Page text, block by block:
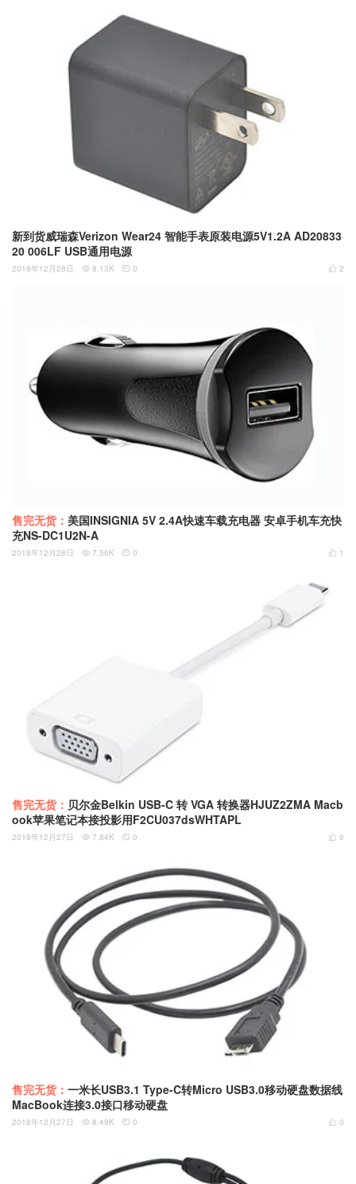
新到货威瑞森Verizon Wear24 智能手表原装电源5V1.2A AD20833
20 006LF USB通用电源
 2
2018年12月28日  8.13K  0
售完无货： 美国INSIGNIA 5V 2.4A快速车载充电器 安卓手机车充快
充NS-DC1U2N-A
 1
2018年12月28日  7.56K  0
售完无货： 贝尔金Belkin USB-C 转 VGA 转换器HJUZ2ZMA Macb
ook苹果笔记本接投影用F2CU037dsWHTAPL
 0
2018年12月27日  7.84K  0
售完无货： 一米长USB3.1 Type-C转Micro USB3.0移动硬盘数据线
MacBook连接3.0接口移动硬盘
 0
2018年12月27日  8.49K  0